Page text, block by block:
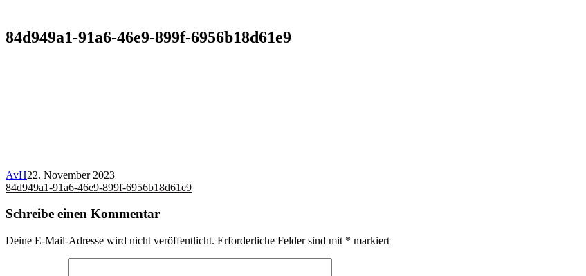
84d949a1-91a6-46e9-899f-6956b18d61e9
AvH22. November 2023
Beitragsnavigation
84d949a1-91a6-46e9-899f-6956b18d61e9
Schreibe einen Kommentar
Deine E-Mail-Adresse wird nicht veröffentlicht. Erforderliche Felder sind mit * markiert